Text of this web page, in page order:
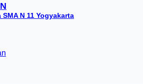
N 11 Yogyakarta